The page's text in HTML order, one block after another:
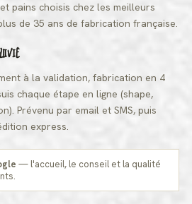
pains choisis chez les meilleurs
de 35 ans de fabrication française.
à la validation, fabrication en 4
chaque étape en ligne (shape,
Prévenu par email et SMS, puis
express.
— l'accueil, le conseil et la qualité